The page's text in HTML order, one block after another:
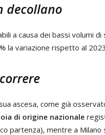
decollano
a causa dei bassi volumi
la variazione rispetto al
ascesa, come già
di origine nazionale
partenza), mentre a